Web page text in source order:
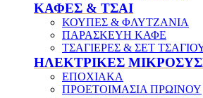
ΚΑΦΕΣ & ΤΣΑΙ
ΚΟΥΠΕΣ & ΦΛΥΤΖΑΝΙΑ
ΠΑΡΑΣΚΕΥΗ ΚΑΦΕ
ΤΣΑΓΙΕΡΕΣ & ΣΕΤ
ΗΛΕΚΤΡΙΚΕΣ
ΕΠΟΧΙΑΚΑ
ΠΡΟΕΤΟΙΜΑΣΙΑ ΠΡΩΙΝΟΥ